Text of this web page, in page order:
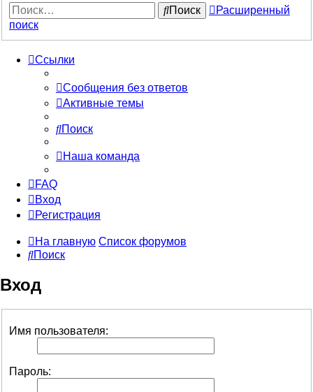
Поиск
Расширенный
поиск
Ссылки
Сообщения без ответов
Активные темы
Поиск
Наша команда
FAQ
Вход
Регистрация
На главную Список форумов
Поиск
Вход
Имя пользователя:
Пароль: